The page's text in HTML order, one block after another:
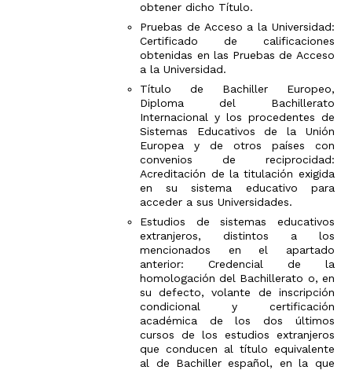
obtener dicho Título.
Pruebas de Acceso a la Universidad:
Certificado de calificaciones
obtenidas en las Pruebas de Acceso
a la Universidad.
Título de Bachiller Europeo,
Diploma del Bachillerato
Internacional y los procedentes de
Sistemas Educativos de la Unión
Europea y de otros países con
convenios de reciprocidad:
Acreditación de la titulación exigida
en su sistema educativo para
acceder a sus Universidades.
Estudios de sistemas educativos
extranjeros, distintos a los
mencionados en el apartado
anterior: Credencial de la
homologación del Bachillerato o, en
su defecto, volante de inscripción
condicional y certificación
académica de los dos últimos
cursos de los estudios extranjeros
que conducen al título equivalente
al de Bachiller español, en la que